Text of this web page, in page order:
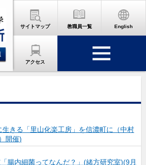
サイトマップ 教職員一覧 English
アクセス
きる「里山化楽工房」を信濃町に（中村
開催)
腸内細菌ってなんだ？」(緒方研究室)(9月